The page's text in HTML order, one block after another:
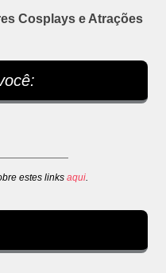
Cosplays e Atrações
estes links aqui.